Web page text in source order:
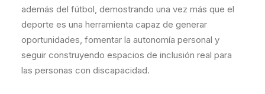
además del fútbol, demostrando una vez más que el
deporte es una herramienta capaz de generar
oportunidades, fomentar la autonomía personal y
seguir construyendo espacios de inclusión real para
las personas con discapacidad.